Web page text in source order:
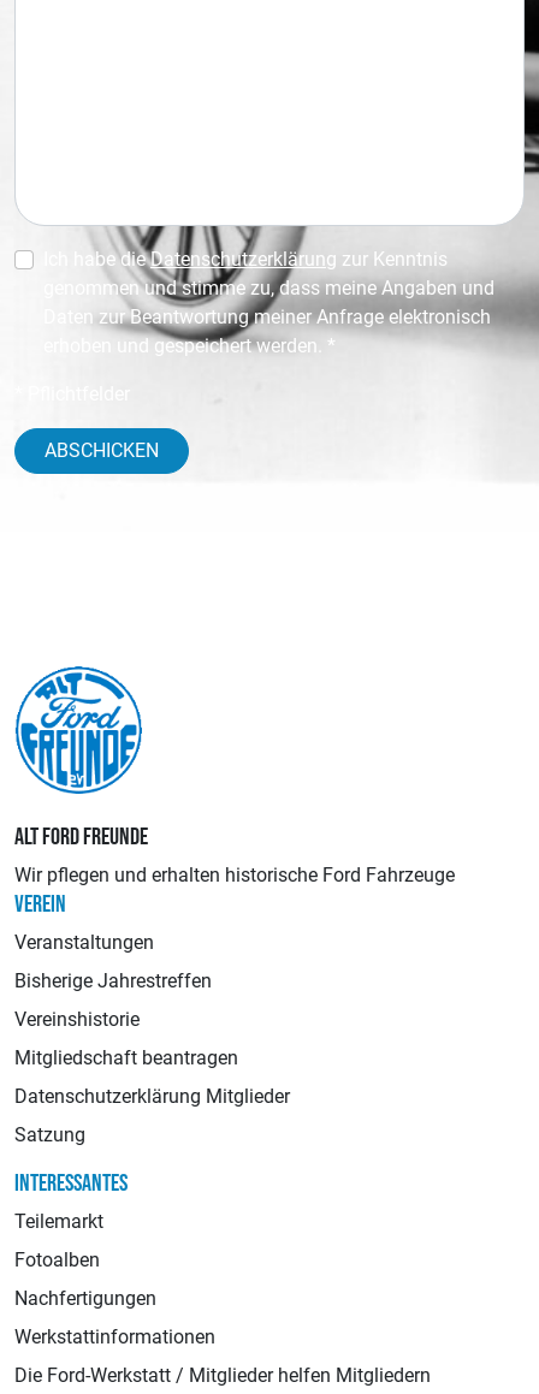
Ich habe dieDatenschutzerklärung zur Kenntnis
genommen und stimme zu, dass meine Angaben und
Daten zur Beantwortung meiner Anfrage elektronisch
erhoben und gespeichert werden. *
ABSCHICKEN
ALT FORD FREUNDE
Wir pflegen und erhalten historische Ford Fahrzeuge
VEREIN
Veranstaltungen
Bisherige Jahrestreffen
Vereinshistorie
Mitgliedschaft beantragen
Datenschutzerklärung Mitglieder
Satzung
INTERESSANTES
Teilemarkt
Fotoalben
Nachfertigungen
Werkstattinformationen
Die Ford-Werkstatt / Mitglieder helfen Mitgliedern